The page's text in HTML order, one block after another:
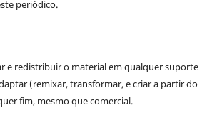
periódico.
e redistribuir o material em qualquer suporte
(remixar, transformar, e criar a partir do
fim, mesmo que comercial.